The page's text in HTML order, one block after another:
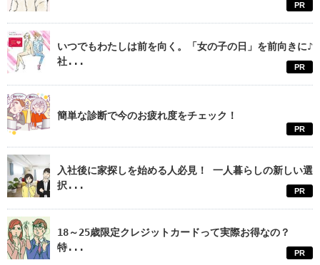
PR
いつでもわたしは前を向く。「女の子の日」を前向きに♪
社...
PR
簡単な診断で今のお疲れ度をチェック！
PR
入社後に家探しを始める人必見！ 一人暮らしの新しい選
択...
PR
18～25歳限定クレジットカードって実際お得なの？
特...
PR